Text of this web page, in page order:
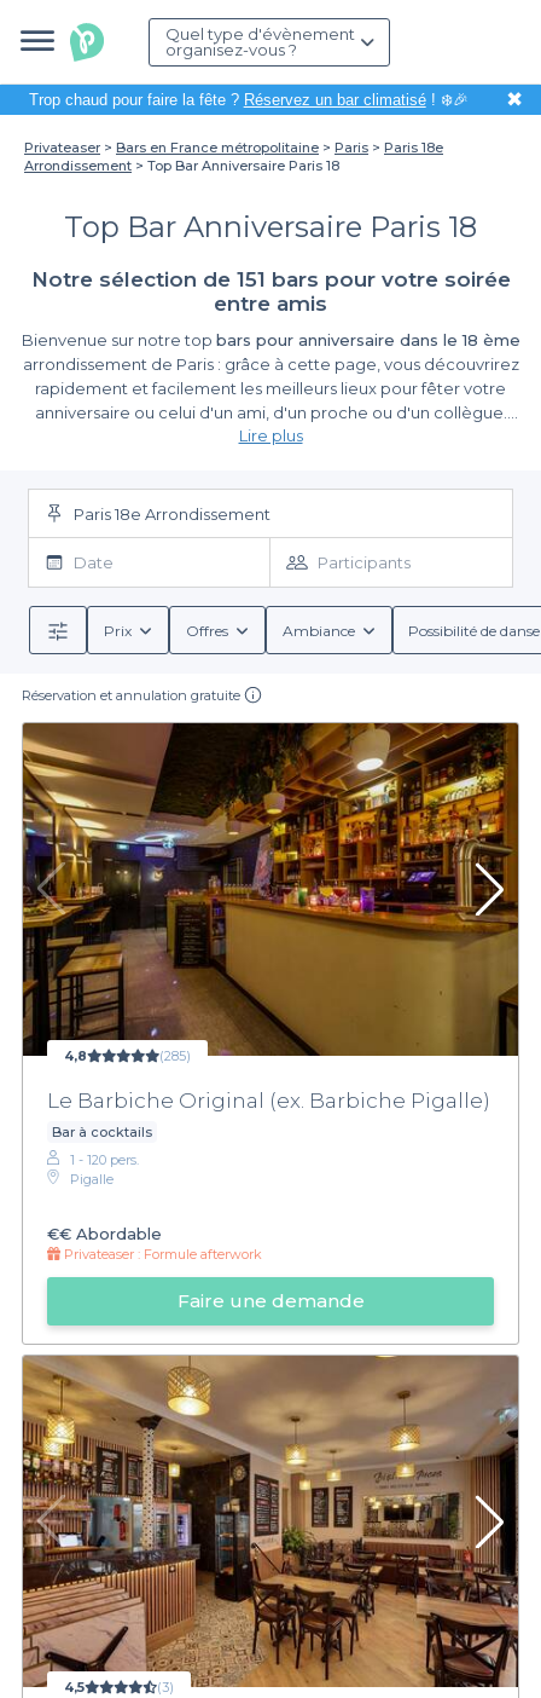
Quel type d'évènement
organisez-vous ?
Trop chaud pour faire la fête ? Réservez un bar climatisé! ❄️🎉 ✖
Privateaser Bars en France métropolitaine Paris
Paris 18e
Arrondissement
Top Bar Anniversaire Paris 18
Top Bar Anniversaire Paris 18
Notre sélection de 151 bars pour votre soirée
entre amis
Bienvenue sur notre top bars pour anniversaire dans le 18 ème
arrondissement de Paris : grâce à cette page, vous découvrirez
rapidement et facilement les meilleurs lieux pour fêter votre
anniversaire ou celui d'un ami, d'un proche ou d'un collègue.
Suivez notre sélection desmeilleurs bars de Paris 18 pour
disponibles dans le quartier : pour un anniversaire réussi, ce sera
un anniversaire réussi ! Faites votre choix parmi des dizaines de
bars tous plus intéressants les uns que les autres : ambiances
variées, cosy, lounge, animée, déjantée, exotique... les meilleurs
meilleur bar pour anniversaire à Paris 18, vous n’aurez plus qu’à
y réserver quelques tables ou à le privatiser en un clin d’oeil,
grâce à Privateaser : avec notre service rapide et gratuit, tout ira
anniversaire à couper le souffle.
Lire plus
Paris 18e Arrondissement
Date Participants
Prix Offres Ambiance Possibilité de
Réservation et annulation gratuite
4,8 (285)
Le Barbiche Original (ex. Barbiche Pigalle)
Bar à cocktails
1 - 120 pers.
Pigalle
€€ Abordable
Privateaser : Formule afterwork
Faire une demande
4,5 (3)